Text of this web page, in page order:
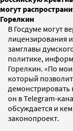
могут
Горелкин
В Госдуме могут
лицензирования
замглавы
политике,
Горелкин. «По
который
он в Telegram-
обсуждается и
законопроект.